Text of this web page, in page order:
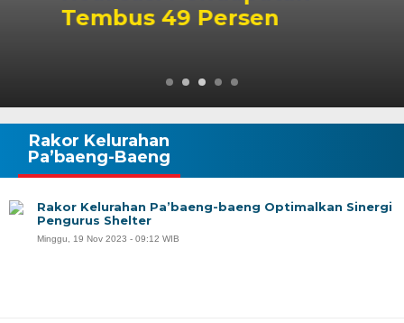
Tembus 49 Persen
Rakor Kelurahan
Pa’baeng-Baeng
Rakor Kelurahan Pa’baeng-baeng Optimalkan Sinergi
Pengurus Shelter
Minggu, 19 Nov 2023 - 09:12 WIB